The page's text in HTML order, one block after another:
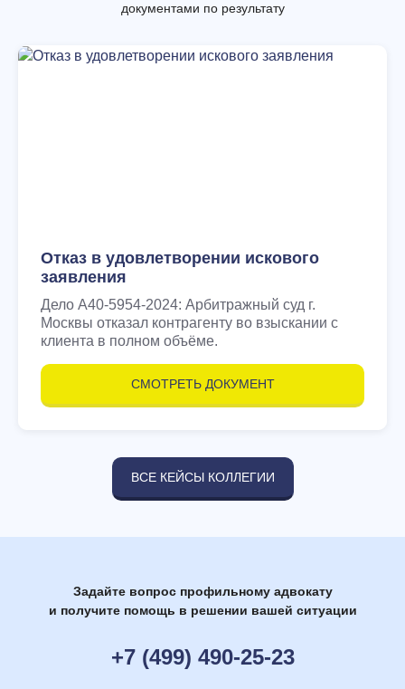
документами по результату
Отказ в удовлетворении искового
заявления
Дело А40-5954-2024: Арбитражный суд г.
Москвы отказал контрагенту во взыскании с
клиента в полном объёме.
СМОТРЕТЬ ДОКУМЕНТ
ВСЕ КЕЙСЫ КОЛЛЕГИИ
Задайте вопрос профильному адвокату
и получите помощь в решении вашей ситуации
+7 (499) 490-25-23